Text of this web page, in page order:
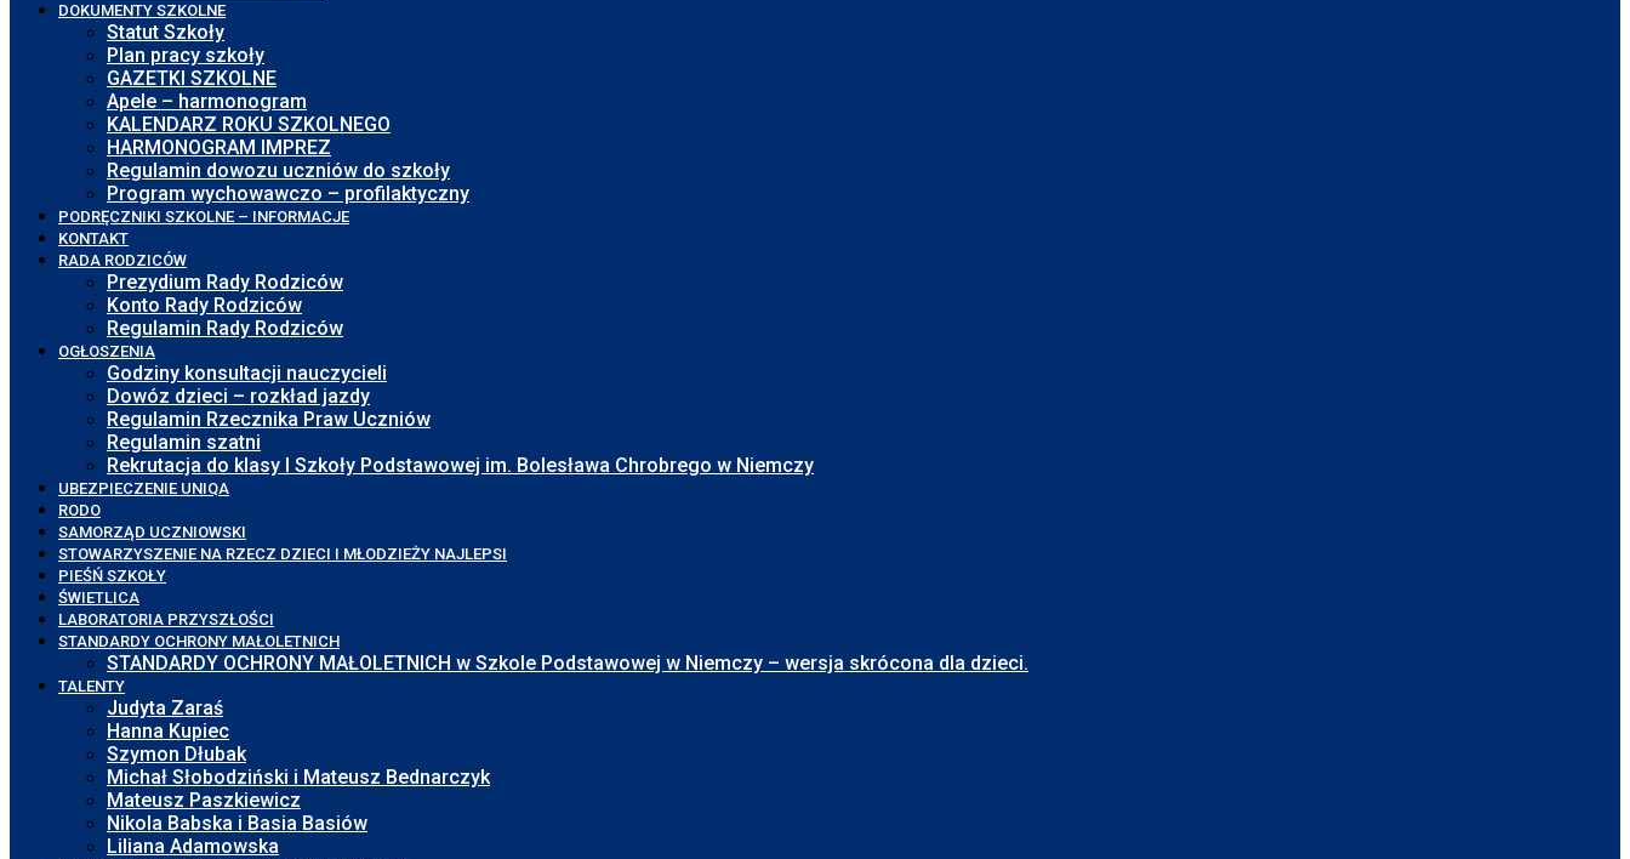
DOKUMENTY SZKOLNE
Statut Szkoły
Plan pracy szkoły
GAZETKI SZKOLNE
Apele – harmonogram
KALENDARZ ROKU SZKOLNEGO
HARMONOGRAM IMPREZ
Regulamin dowozu uczniów do szkoły
Program wychowawczo – profilaktyczny
PODRĘCZNIKI SZKOLNE – INFORMACJE
KONTAKT
RADA RODZICÓW
Prezydium Rady Rodziców
Konto Rady Rodziców
Regulamin Rady Rodziców
OGŁOSZENIA
Godziny konsultacji nauczycieli
Dowóz dzieci – rozkład jazdy
Regulamin Rzecznika Praw Uczniów
Regulamin szatni
Rekrutacja do klasy I Szkoły Podstawowej im. Bolesława Chrobrego w Niemczy
UBEZPIECZENIE UNIQA
RODO
SAMORZĄD UCZNIOWSKI
STOWARZYSZENIE NA RZECZ DZIECI I MŁODZIEŻY NAJLEPSI
PIEŚŃ SZKOŁY
ŚWIETLICA
LABORATORIA PRZYSZŁOŚCI
STANDARDY OCHRONY MAŁOLETNICH
STANDARDY OCHRONY MAŁOLETNICH w Szkole Podstawowej w Niemczy – wersja skrócona dla dzieci.
TALENTY
Judyta Zaraś
Hanna Kupiec
Szymon Dłubak
Michał Słobodziński i Mateusz Bednarczyk
Mateusz Paszkiewicz
Nikola Babska i Basia Basiów
Liliana Adamowska